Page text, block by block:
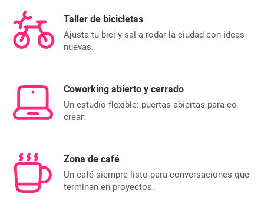
Taller de bicicletas
Ajusta tu bici y sal a rodar la ciudad con ideas
nuevas.
Coworking abierto y cerrado
Un estudio flexible: puertas abiertas para co-
crear.
Zona de café
Un café siempre listo para conversaciones que
terminan en proyectos.